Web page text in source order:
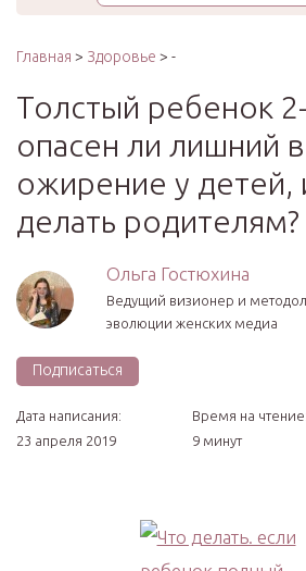
Главная > Здоровье > -
Толстый ребенок
опасен ли лишний
ожирение у детей,
делать родителям?
Ольга Гостюхина
Ведущий визионер и
эволюции женских медиа
Подписаться
Дата написания:
23 апреля 2019
Время на чтение:
9 минут